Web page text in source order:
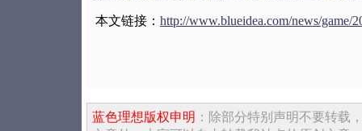
本文链接： http://www.blueidea.com/news/game/
蓝色理想版权申明 ：除部分特别声明不要转载